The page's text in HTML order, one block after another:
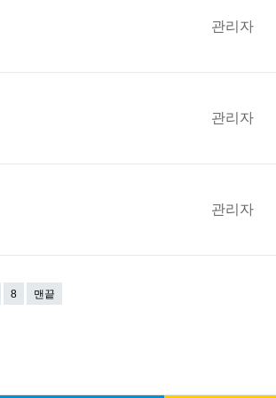
관리자
관리자
관리자
8 맨끝